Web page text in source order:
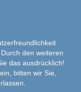
den weiteren
das ausdrücklich!
bitten wir Sie,